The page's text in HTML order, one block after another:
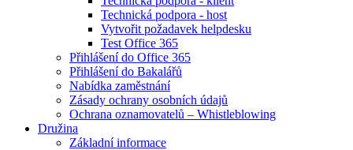
Technická podpora - host
Vytvořit požadavek helpdesku
Test Office 365
Přihlášení do Office 365
Přihlášení do Bakalářů
Nabídka zaměstnání
Zásady ochrany osobních údajů
Ochrana oznamovatelů – Whistleblowing
Družina
Základní informace